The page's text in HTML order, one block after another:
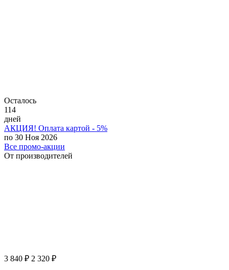
Осталось
114
дней
АКЦИЯ! Оплата картой - 5%
по 30 Ноя 2026
Все промо-акции
От производителей
3 840 ₽ 2 320 ₽